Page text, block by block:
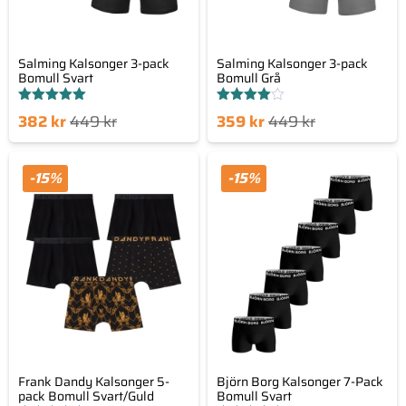
Salming Kalsonger 3-pack
Bomull Svart
5.00
449kr
Det
priset
var:
449 kr.
382kr
Salming Kalsonger 3-pack
Bomull Grå
4.00
449kr
Det
ursprungliga
priset
var:
359kr
Det
nuvarande
359 kr.
Frank Dandy Kalsonger 5-
pack Bomull Svart/Guld
-15%
Björn Borg Kalsonger 7-Pack
Bomull Svart
-15%